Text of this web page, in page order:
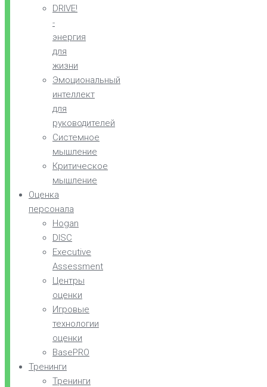
DRIVE!
-
энергия
для
жизни
Эмоциональный
интеллект
для
руководителей
Системное
мышление
Критическое
мышление
Оценка
персонала
Hogan
DISC
Executive
Assessment
Центры
оценки
Игровые
технологии
оценки
BasePRO
Тренинги
Тренинги